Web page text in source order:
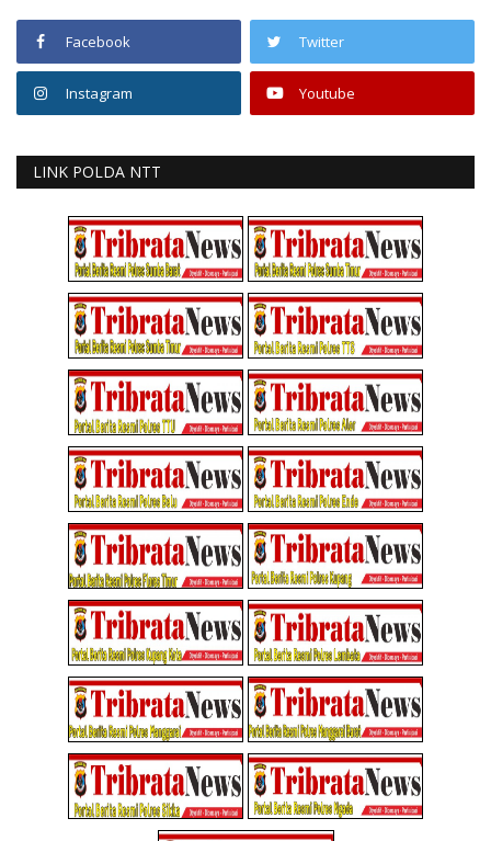
Facebook Twitter
Instagram Youtube
LINK POLDA NTT